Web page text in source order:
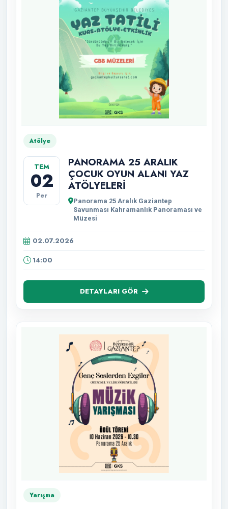
Atölye
TEM
02
Per
PANORAMA 25 ARALIK
ÇOCUK OYUN ALANI YAZ
ATÖLYELERİ
Panorama 25 Aralık Gaziantep
Savunması Kahramanlık Panoraması ve
Müzesi
02.07.2026
14:00
DETAYLARI GÖR
Yarışma